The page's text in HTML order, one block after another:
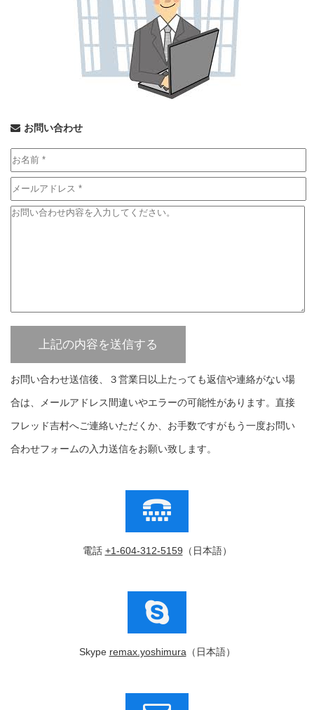
お問い合わせ
お問い合わせ送信後、３営業日以上たっても返信や連絡がない場
合は、メールアドレス間違いやエラーの可能性があります。直接
フレッド吉村へご連絡いただくか、お手数ですがもう一度お問い
合わせフォームの入力送信をお願い致します。
電話 +1-604-312-5159 （日本語）
Skype remax.yoshimura（日本語）